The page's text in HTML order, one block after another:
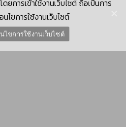
Services Co., Ltd. (KTCS)
การเข้าใช้งานเว็บไซต์ ถือเป็นการ
นไขการใช้งานเว็บไซต์
นไขการใช้งานเว็บไซต์